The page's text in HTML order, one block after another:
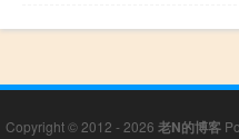
Copyright © 2012 - 2026 老N的博客